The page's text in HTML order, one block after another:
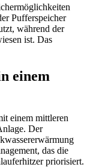
Pufferspeicher
während der
ist. Das
einem
einem mittleren
Der
das die
priorisiert.